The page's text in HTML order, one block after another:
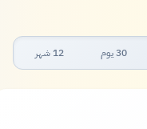
30 يوم 12 شهر